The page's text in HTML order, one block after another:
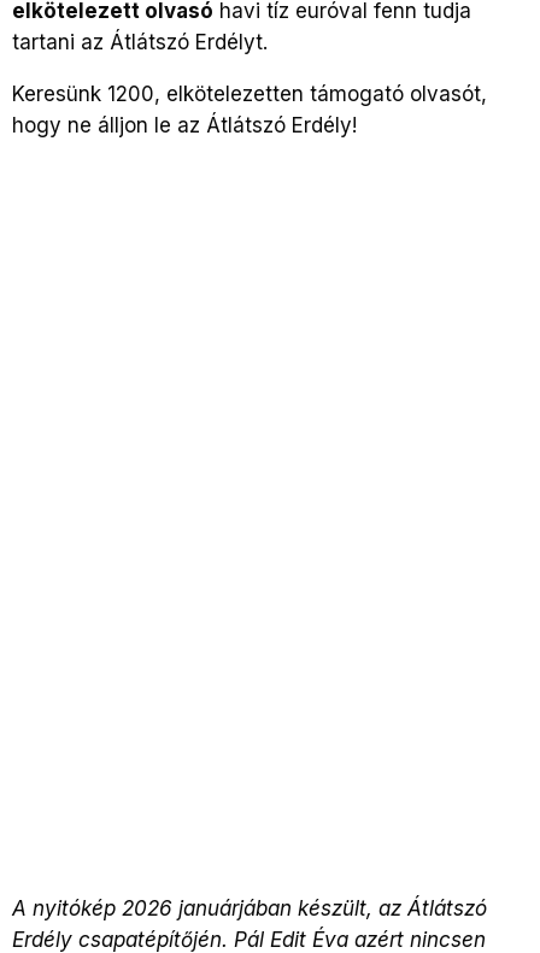
elkötelezett olvasó havi tíz euróval fenn tudja
tartani az Átlátszó Erdélyt.
Keresünk 1200, elkötelezetten támogató olvasót,
hogy ne álljon le az Átlátszó Erdély!
A nyitókép 2026 januárjában készült, az Átlátszó
Erdély csapatépítőjén. Pál Edit Éva azért nincsen